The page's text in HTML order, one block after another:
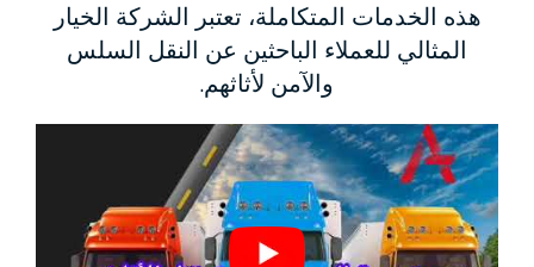
هذه الخدمات المتكاملة، تعتبر الشركة الخيار
المثالي للعملاء الباحثين عن النقل السلس
والآمن لأثاثهم.